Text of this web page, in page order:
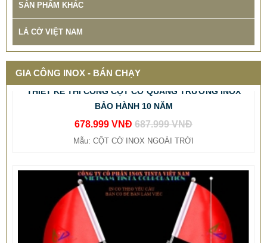
SẢN PHẨM KHÁC
LÁ CỜ VIỆT NAM
GIA CÔNG INOX - BÁN CHẠY
THIẾT KẾ THI CÔNG CỘT CỜ QUẢNG TRƯỜNG INOX
678.999 VNĐ687.999 VNĐ